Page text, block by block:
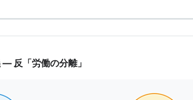
反「労働の分離」